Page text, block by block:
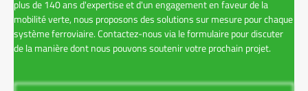
plus de 140 ans d'expertise et d'un engagement en faveur de la
mobilité verte, nous proposons des solutions sur mesure pour chaque
système ferroviaire. Contactez-nous via le formulaire pour discuter
de la manière dont nous pouvons soutenir votre prochain projet.